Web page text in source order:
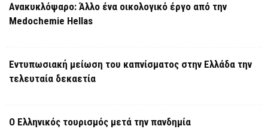
Ανακυκλόψαρο: Άλλο ένα οικολογικό έργο από την
Medochemie Hellas
Εντυπωσιακή μείωση του καπνίσματος στην Ελλάδα την
τελευταία δεκαετία
Ο Ελληνικός τουρισμός μετά την πανδημία